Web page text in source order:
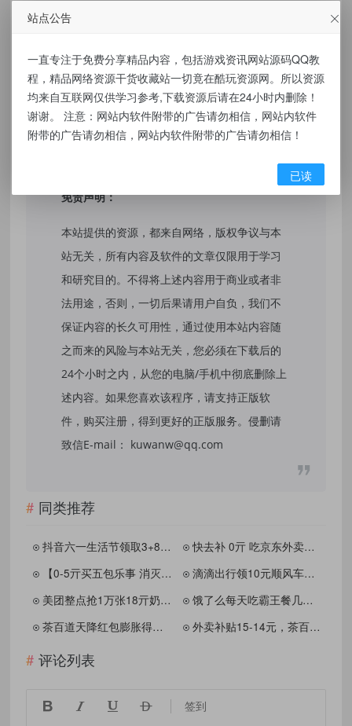
https://u.jd.com/rrAZtsq
有价值(0) 无价值(0)
标签： 京东外卖领大额补贴通用神券
免责声明：
本站提供的资源，都来自网络，版权争议与本
站无关，所有内容及软件的文章仅限用于学习
和研究目的。不得将上述内容用于商业或者非
法用途，否则，一切后果请用户自负，我们不
保证内容的长久可用性，通过使用本站内容随
之而来的风险与本站无关，您必须在下载后的
24个小时之内，从您的电脑/手机中彻底删除上
述内容。如果您喜欢该程序，请支持正版软
件，购买注册，得到更好的正版服务。侵删请
致信E-mail： kuwanw@qq.com
同类推荐
抖音六一生活节领取3+8亓券
快去补 0亓 吃京东外卖哈 ,按照顺序都去搜哈
【0-5亓买五包乐事 消灭猫卡】
滴滴出行领10元顺风车立减券
美团整点抢1万张18亓奶茶券
饿了么每天吃霸王餐几块钱喝奶茶
茶百道天降红包膨胀得免单券
外卖补贴15-14元，茶百道12元无门槛
评论列表
    签到
站点公告
一直专注于免费分享精品内容，包括游戏资讯网站源码QQ教
程，精品网络资源干货收藏站一切竟在酷玩资源网。所以资源
均来自互联网仅供学习参考,下载资源后请在24小时内删除！
谢谢。 注意：网站内软件附带的广告请勿相信，网站内软件
附带的广告请勿相信，网站内软件附带的广告请勿相信！
已读